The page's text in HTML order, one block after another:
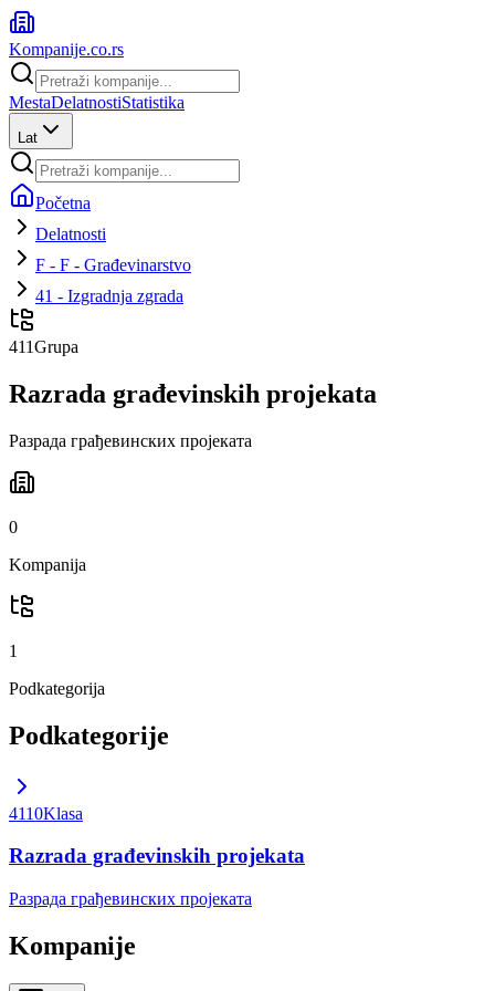
Kompanije.co.rs
MestaDelatnostiStatistika
Lat
Početna
Delatnosti
F - F - Građevinarstvo
41 - Izgradnja zgrada
411Grupa
Razrada građevinskih projekata
Разрада грађевинских пројеката
0
Kompanija
1
Podkategorija
Podkategorije
4110Klasa
Razrada građevinskih projekata
Разрада грађевинских пројеката
Kompanije